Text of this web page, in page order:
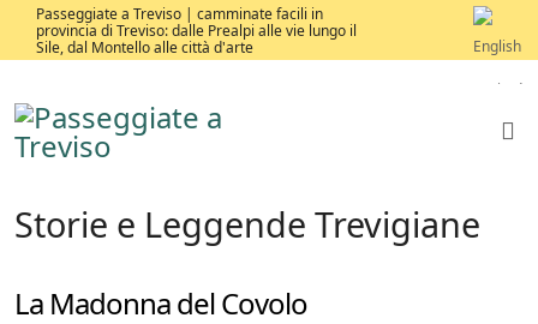
Passeggiate a Treviso | camminate facili in
provincia di Treviso: dalle Prealpi alle vie lungo il
Sile, dal Montello alle città d'arte
Storie e Leggende Trevigiane
La Madonna del Covolo